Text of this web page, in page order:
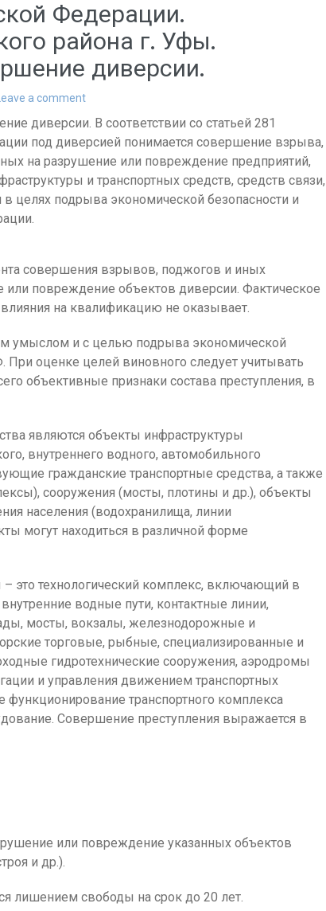
Федерации.
района г. Уфы.
диверсии.
Leave a comment
диверсии. В соответствии со статьей 281
под диверсией понимается совершение взрыва,
на разрушение или повреждение предприятий,
и транспортных средств, средств связи,
целях подрыва экономической безопасности и
совершения взрывов, поджогов и иных
повреждение объектов диверсии. Фактическое
на квалификацию не оказывает.
умыслом и с целью подрыва экономической
При оценке целей виновного следует учитывать
объективные признаки состава преступления, в
являются объекты инфраструктуры
внутреннего водного, автомобильного
гражданские транспортные средства, а также
сооружения (мосты, плотины и др.), объекты
населения (водохранилища, линии
могут находиться в различной форме
это технологический комплекс, включающий в
водные пути, контактные линии,
мосты, вокзалы, железнодорожные и
торговые, рыбные, специализированные и
гидротехнические сооружения, аэродромы
и управления движением транспортных
транспортного комплекса
Совершение преступления выражается в
или повреждение указанных объектов
и др.).
лишением свободы на срок до 20 лет.